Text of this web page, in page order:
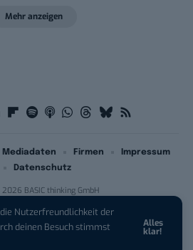
Nutzerfreundlichkeit der
deinen Besuch stimmst
Alles
klar!
Mehr anzeigen
BASIC thinking GmbH
Mediadaten Firmen
Impressum
Datenschutz